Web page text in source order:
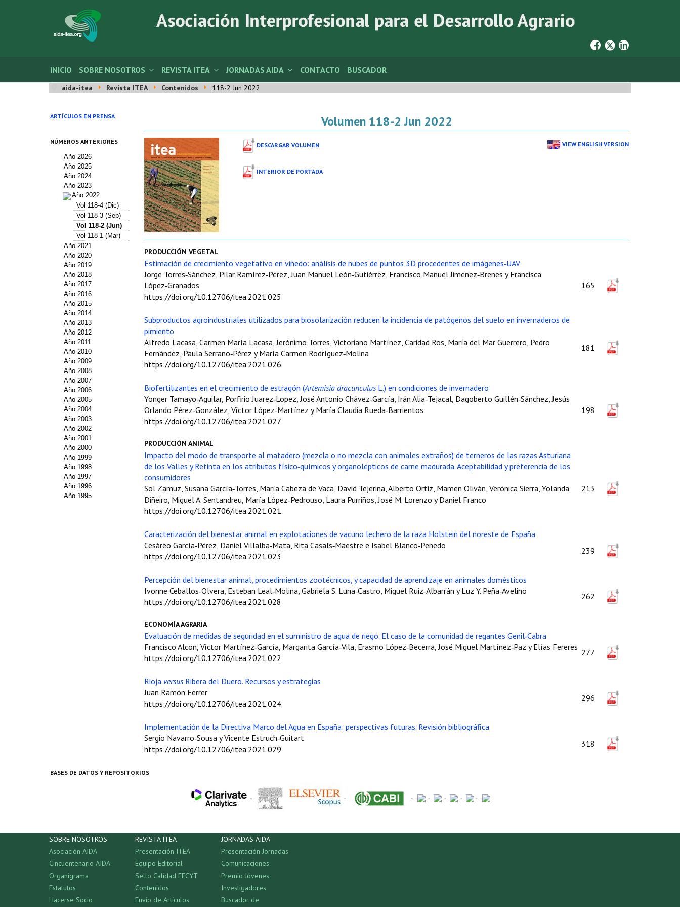
INICIO SOBRE NOSOTROS REVISTA ITEA JORNADAS AIDA CONTACTO BUSCADOR
aida-itea Revista ITEA Contenidos 118-2 Jun 2022
ARTÍCULOS EN PRENSA
NÚMEROS ANTERIORES
Año 2026
Año 2025
Año 2024
Año 2023
Año 2022
Vol 118-4 (Dic)
Vol 118-3 (Sep)
Vol 118-2 (Jun)
Vol 118-1 (Mar)
Año 2021
Año 2020
Año 2019
Año 2018
Año 2017
Año 2016
Año 2015
Año 2014
Año 2013
Año 2012
Año 2011
Año 2010
Año 2009
Año 2008
Año 2007
Año 2006
Año 2005
Año 2004
Año 2003
Año 2002
Año 2001
Año 2000
Año 1999
Año 1998
Año 1997
Año 1996
Año 1995
Volumen 118-2 Jun 2022
DESCARGAR VOLUMEN
INTERIOR DE PORTADA
VIEW ENGLISH VERSION
PRODUCCIÓN VEGETAL
Estimación de crecimiento vegetativo en viñedo: análisis de nubes de puntos 3D procedentes de imágenes‑UAV
Jorge Torres‑Sánchez, Pilar Ramírez‑Pérez, Juan Manuel León‑Gutiérrez, Francisco Manuel Jiménez‑Brenes y Francisca
López‑Granados
https://doi.org/10.12706/itea.2021.025
165
Subproductos agroindustriales utilizados para biosolarización reducen la incidencia de patógenos del suelo en invernaderos de
pimiento
Alfredo Lacasa, Carmen María Lacasa, Jerónimo Torres, Victoriano Martínez, Caridad Ros, María del Mar Guerrero, Pedro
Fernández, Paula Serrano‑Pérez y María Carmen Rodríguez‑Molina
https://doi.org/10.12706/itea.2021.026
181
Biofertilizantes en el crecimiento de estragón (Artemisia dracunculusL.) en condiciones de invernadero
Yonger Tamayo‑Aguilar, Porfirio Juarez‑Lopez, José Antonio Chávez‑García, Irán Alia‑Tejacal, Dagoberto Guillén‑Sánchez, Jesús
Orlando Pérez‑González, Víctor López‑Martínez y María Claudia Rueda‑Barrientos
https://doi.org/10.12706/itea.2021.027
198
PRODUCCIÓN ANIMAL
Impacto del modo de transporte al matadero (mezcla o no mezcla con animales extraños) de terneros de las razas Asturiana
de los Valles y Retinta en los atributos físico‑químicos y organolépticos de carne madurada. Aceptabilidad y preferencia de los
consumidores
Sol Zamuz, Susana García‑Torres, María Cabeza de Vaca, David Tejerina, Alberto Ortiz, Mamen Oliván, Verónica Sierra, Yolanda
Diñeiro, Miguel A. Sentandreu, María López‑Pedrouso, Laura Purriños, José M. Lorenzo y Daniel Franco
https://doi.org/10.12706/itea.2021.021
213
Caracterización del bienestar animal en explotaciones de vacuno lechero de la raza Holstein del noreste de España
Cesáreo García‑Pérez, Daniel Villalba‑Mata, Rita Casals‑Maestre e Isabel Blanco‑Penedo
https://doi.org/10.12706/itea.2021.023
239
Percepción del bienestar animal, procedimientos zootécnicos, y capacidad de aprendizaje en animales domésticos
Ivonne Ceballos‑Olvera, Esteban Leal‑Molina, Gabriela S. Luna‑Castro, Miguel Ruiz‑Albarrán y Luz Y. Peña‑Avelino
https://doi.org/10.12706/itea.2021.028
262
ECONOMÍA AGRARIA
Evaluación de medidas de seguridad en el suministro de agua de riego. El caso de la comunidad de regantes Genil‑Cabra
Francisco Alcon, Víctor Martínez‑García, Margarita García‑Vila, Erasmo López‑Becerra, José Miguel Martínez‑Paz y Elías Fereres
https://doi.org/10.12706/itea.2021.022
277
Rioja versusRibera del Duero. Recursos y estrategias
Juan Ramón Ferrer
https://doi.org/10.12706/itea.2021.024
296
Implementación de la Directiva Marco del Agua en España: perspectivas futuras. Revisión bibliográfica
Sergio Navarro‑Sousa y Vicente Estruch‑Guitart
https://doi.org/10.12706/itea.2021.029
318
BASES DE DATOS Y REPOSITORIOS
- - - - - - -
SOBRE NOSOTROS
Asociación AIDA
Cincuentenario AIDA
Organigrama
Estatutos
Hacerse Socio
REVISTA ITEA
Presentación ITEA
Equipo Editorial
Sello Calidad FECYT
Contenidos
Envío de Artículos
JORNADAS AIDA
Presentación Jornadas
Comunicaciones
Premio Jóvenes
Investigadores
Buscador de